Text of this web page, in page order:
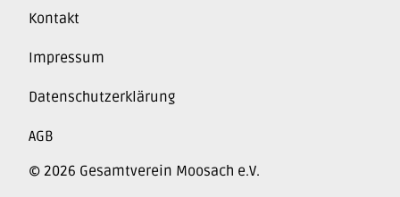
Kontakt
Impressum
Datenschutzerklärung
AGB
© 2026 Gesamtverein Moosach e.V.